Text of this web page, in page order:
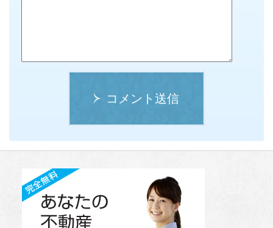
コメント送信